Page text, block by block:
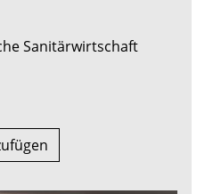
Sanitärwirtschaft